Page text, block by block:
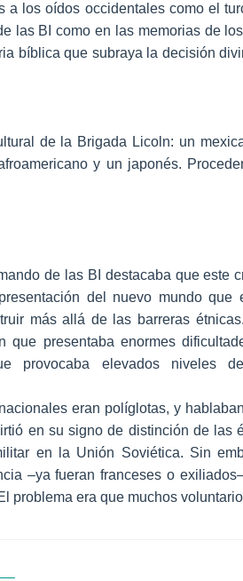
a los oídos occidentales como el
las BI como en las memorias de
bíblica que subraya la decisión
de la Brigada Licoln: un
y un japonés.
de las BI destacaba que este
del nuevo mundo que
más allá de las barreras
que presentaba enormes
provocaba elevados niveles
eran políglotas, y
en su signo de distinción de las
en la Unión Soviética. Sin
–ya fueran franceses o
problema era que muchos